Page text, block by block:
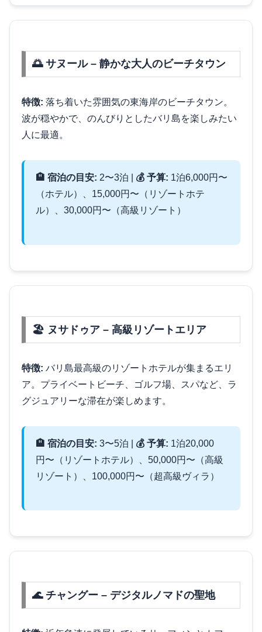
🌅 サヌール – 静かな大人のビーチタウン
特徴: 落ち着いた雰囲気の東海岸のビーチタウン。
波が穏やかで、のんびりとしたバリ島を楽しみたい
人に最適。
🏨 宿泊の目安: 2〜3泊 | 💰 予算: 1泊6,000円〜
（ホテル）、15,000円〜（リゾートホテ
ル）、30,000円〜（高級リゾート）
🏖️ ヌサドゥア – 高級リゾートエリア
特徴: バリ島最高級のリゾートホテルが集まるエリ
ア。プライベートビーチ、ゴルフ場、スパなど、ラ
グジュアリーな滞在が楽しめます。
🏨 宿泊の目安: 3〜5泊 | 💰 予算: 1泊20,000
円〜（リゾートホテル）、50,000円〜（高級
リゾート）、100,000円〜（超高級ヴィラ）
🌊 チャングー – デジタルノマドの聖地